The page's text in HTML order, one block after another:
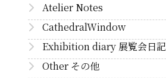
Atelier Notes
CathedralWindow
Exhibition diary 展覧会日記
Other その他